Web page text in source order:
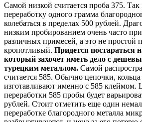
Самой низкой считается проба 375. Так
переработку одного грамма
колебаться в пределах 500 рублей.
низким пробированием очень часто
различных примесей, а это не простой
кропотливый. Придется постараться
который захочет иметь дело с
турецким металлом. Самой
считается 585. Обычно цепочки, кольца
изготавливают именно с 585 клеймом.
переработки 585 пробы будет
рублей. Стоит отметить еще один
переработке благородного металла